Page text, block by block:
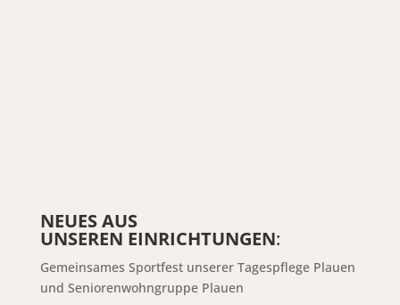
NEUES AUS
UNSEREN EINRICHTUNGEN:
Gemeinsames Sportfest unserer Tagespflege Plauen
und Seniorenwohngruppe Plauen